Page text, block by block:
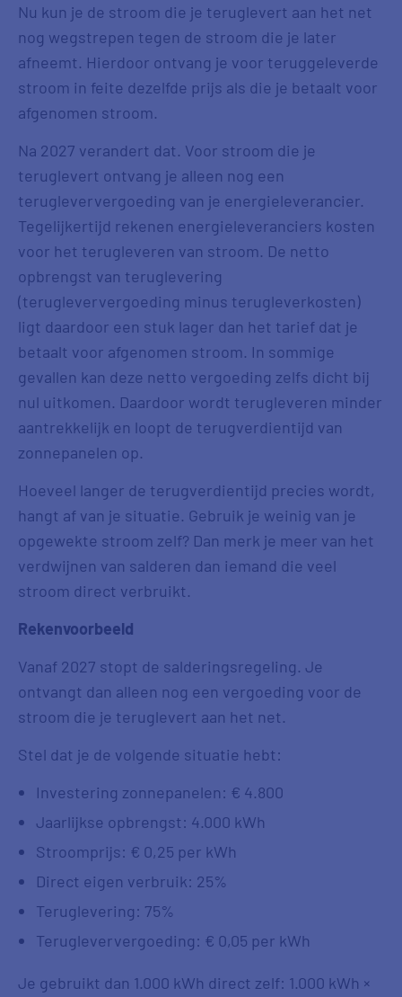
Nu kun je de stroom die je teruglevert aan het net
nog wegstrepen tegen de stroom die je later
afneemt. Hierdoor ontvang je voor teruggeleverde
stroom in feite dezelfde prijs als die je betaalt voor
afgenomen stroom.
Na 2027 verandert dat. Voor stroom die je
teruglevert ontvang je alleen nog een
terugleververgoeding van je energieleverancier.
Tegelijkertijd rekenen energieleveranciers kosten
voor het terugleveren van stroom. De netto
opbrengst van teruglevering
(terugleververgoeding minus terugleverkosten)
ligt daardoor een stuk lager dan het tarief dat je
betaalt voor afgenomen stroom. In sommige
gevallen kan deze netto vergoeding zelfs dicht bij
nul uitkomen. Daardoor wordt terugleveren minder
aantrekkelijk en loopt de terugverdientijd van
zonnepanelen op.
Hoeveel langer de terugverdientijd precies wordt,
hangt af van je situatie. Gebruik je weinig van je
opgewekte stroom zelf? Dan merk je meer van het
verdwijnen van salderen dan iemand die veel
stroom direct verbruikt.
Rekenvoorbeeld
Vanaf 2027 stopt de salderingsregeling. Je
ontvangt dan alleen nog een vergoeding voor de
stroom die je teruglevert aan het net.
Stel dat je de volgende situatie hebt:
Investering zonnepanelen: € 4.800
Jaarlijkse opbrengst: 4.000 kWh
Stroomprijs: € 0,25 per kWh
Direct eigen verbruik: 25%
Teruglevering: 75%
Terugleververgoeding: € 0,05 per kWh
Je gebruikt dan 1.000 kWh direct zelf: 1.000 kWh ×